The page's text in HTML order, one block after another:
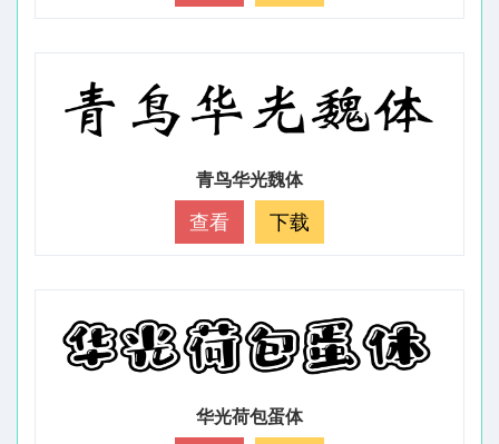
青鸟华光魏体
查看 下载
华光荷包蛋体